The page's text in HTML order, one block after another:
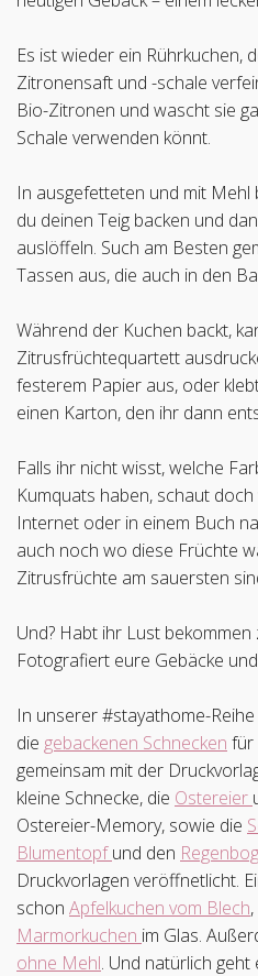
Es ist wieder ein Rührkuchen,
Zitronensaft und -schale
Bio-Zitronen und wascht sie
Schale verwenden könnt.
In ausgefetteten und mit
du deinen Teig backen und
auslöffeln. Such am Besten
Tassen aus, die auch in den
Während der Kuchen backt,
Zitrusfrüchtequartett
festerem Papier aus, oder
einen Karton, den ihr dann
Falls ihr nicht wisst, welche
Kumquats haben, schaut
Internet oder in einem Buch
auch noch wo diese Früchte
Zitrusfrüchte am sauersten
Und? Habt ihr Lust
Fotografiert eure Gebäcke
In unserer #stayathome-
die gebackenen Schnecken für
gemeinsam mit der
kleine Schnecke, die Ostereier
Ostereier-Memory, sowie die
Blumentopfund den
Druckvorlagen veröffnetlicht.
schon Apfelkuchen vom Blech
Marmorkuchen im Glas.
ohne Mehl. Und natürlich geht